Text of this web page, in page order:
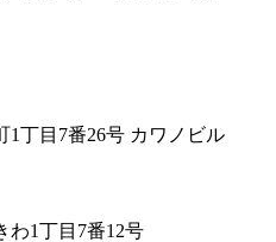
1丁目7番26号 カワノビル
わ1丁目7番12号